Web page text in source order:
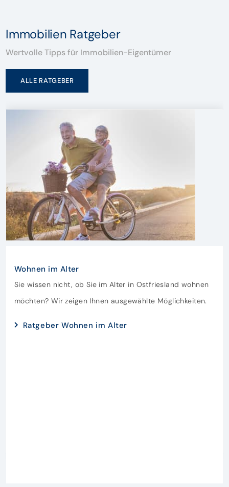
Immobilien Ratgeber
Wertvolle Tipps für Immobilien-Eigentümer
ALLE RATGEBER
Wohnen im Alter
Sie wissen nicht, ob Sie im Alter in Ostfriesland wohnen
möchten? Wir zeigen Ihnen ausgewählte Möglichkeiten.
Ratgeber Wohnen im Alter